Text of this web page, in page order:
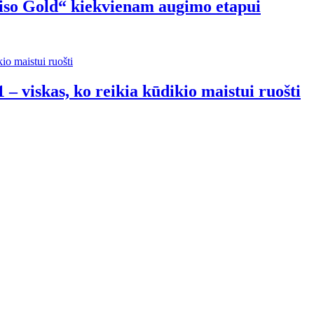
Gold“ kiekvienam augimo etapui
viskas, ko reikia kūdikio maistui ruošti